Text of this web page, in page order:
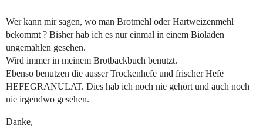
Wer kann mir sagen, wo man Brotmehl oder Hartweizenmehl
bekommt ? Bisher hab ich es nur einmal in einem Bioladen
ungemahlen gesehen.
Wird immer in meinem Brotbackbuch benutzt.
Ebenso benutzen die ausser Trockenhefe und frischer Hefe
HEFEGRANULAT. Dies hab ich noch nie gehört und auch noch
nie irgendwo gesehen.
Danke,